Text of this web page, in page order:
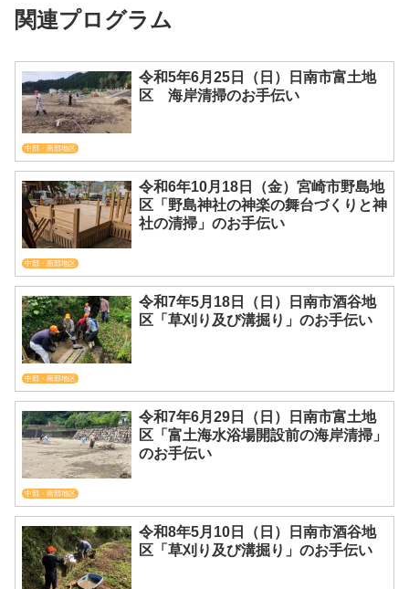
関連プログラム
中部・南部地区
令和5年6月25日（日）日南市富土地
区 海岸清掃のお手伝い
中部・南部地区
令和6年10月18日（金）宮崎市野島地
区「野島神社の神楽の舞台づくりと神
社の清掃」のお手伝い
中部・南部地区
令和7年5月18日（日）日南市酒谷地
区「草刈り及び溝掘り」のお手伝い
中部・南部地区
令和7年6月29日（日）日南市富土地
区「富土海水浴場開設前の海岸清掃」
のお手伝い
令和8年5月10日（日）日南市酒谷地
区「草刈り及び溝掘り」のお手伝い